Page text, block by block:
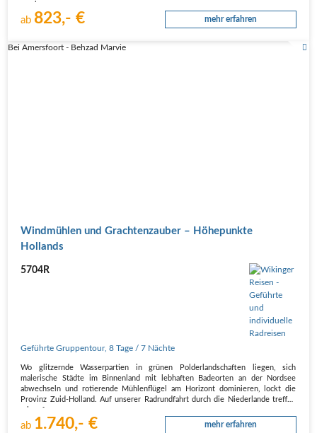
ab 823,- € mehr erfahren
Bei Amersfoort - Behzad Marvie
Windmühlen und Grachtenzauber – Höhepunkte
Hollands
5704R
Geführte Gruppentour,8 Tage / 7 Nächte
Wo glitzernde Wasserpartien in grünen Polderlandschaften liegen, sich
malerische Städte im Binnenland mit lebhaften Badeorten an der Nordsee
abwechseln und rotierende Mühlenflügel am Horizont dominieren, lockt die
Provinz Zuid-Holland. Auf unserer Radrundfahrt durch die Niederlande treffen
ab 1.740,- € mehr erfahren